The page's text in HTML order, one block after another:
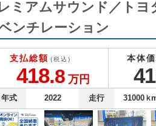
ミアムサウンド／ト
ンチレーション
支払総額 (税込)
418.8 万円
本体
年式 2022 走行 31000ｋ